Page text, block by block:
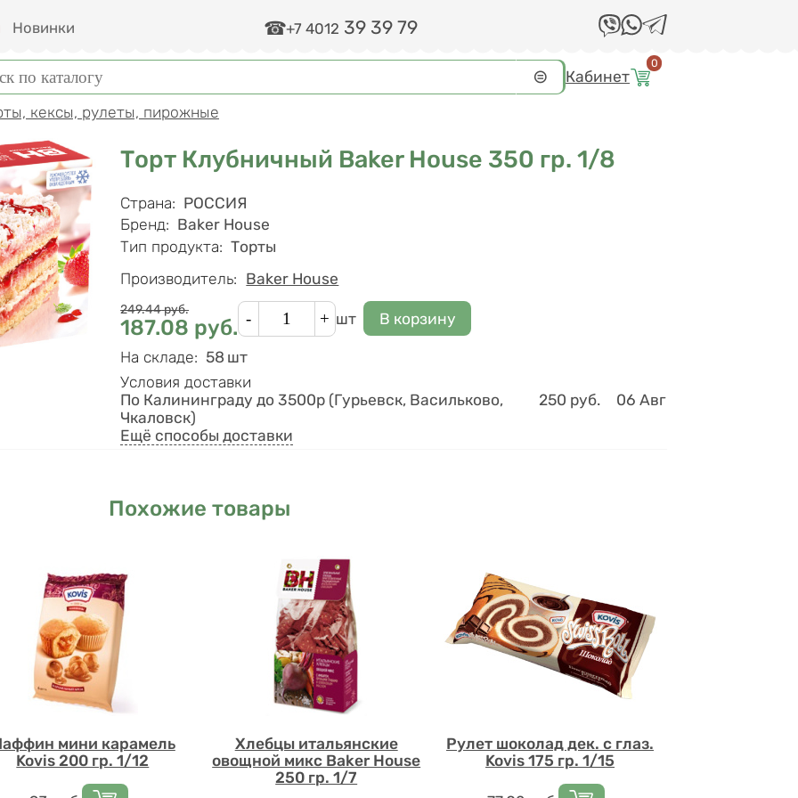
Новинки +7 4012 39 39 79
поиска Кабинет
0
кексы, рулеты, пирожные
Торт Клубничный Baker House 350 гр. 1/8
Характеристики
Страна: РОССИЯ
Бренд: Baker House
Тип продукта: Торты
Производитель: Baker House
Цена
249.44руб.
187.08 руб.
Кол-во шт
На складе: 58 шт
Условия доставки
По Калининграду до 3500р (Гурьевск, Васильково,
Чкаловск)
250 руб.
06 Авг
Ещё способы доставки
Похожие товары
мини карамель
Kovis 200 гр. 1/12
Хлебцы итальянские
овощной микс Baker House
250 гр. 1/7
Рулет шоколад дек. с глаз.
Kovis 175 гр. 1/15